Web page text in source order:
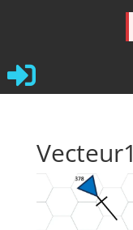

Vecteur1